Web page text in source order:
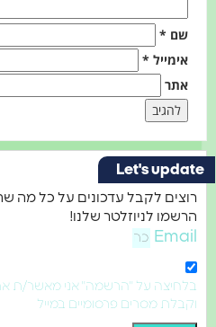
שם *
אימייל*
אתר
Let's update
הרשמו לניוזלטר שלנו!
Email
בלחיצה על "הרשמה" אני מאשר/ת את
וקבלת מסרים פרסומיים במייל